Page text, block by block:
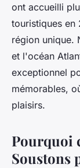
ont accueilli
touristiques
région unique.
et l'océan
exceptionnel
mémorables,
plaisirs.
Pourquoi
Soustons